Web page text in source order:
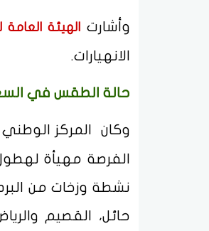
وأشارتالهيئة العامة
الانهيارات.
حالة الطقس في
وكان المركز
الفرصة مهيأة
نشطة وزخات من
حائل، القصيم